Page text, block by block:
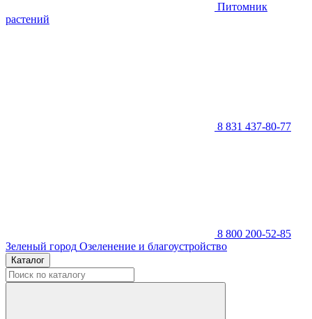
Питомник
растений
8 831 437-80-77
8 800 200-52-85
Зеленый город Озеленение и благоустройство
Каталог